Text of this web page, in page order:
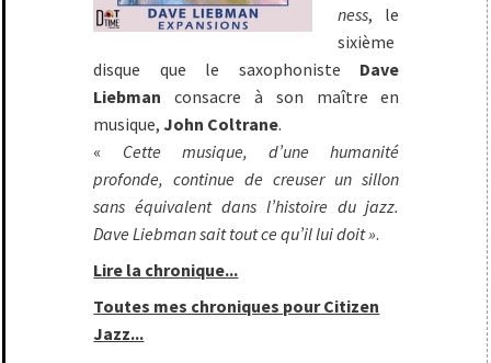
ness, le
sixième
disque que le saxophoniste Dave
Liebman consacre à son maître en
musique,John Coltrane.
« Cette musique, d’une humanité
profonde, continue de creuser un sillon
sans équivalent dans l’histoire du jazz.
Dave Liebman sait tout ce qu’il lui doit ».
Lire la chronique...
Toutes mes chroniques pour Citizen
Jazz...